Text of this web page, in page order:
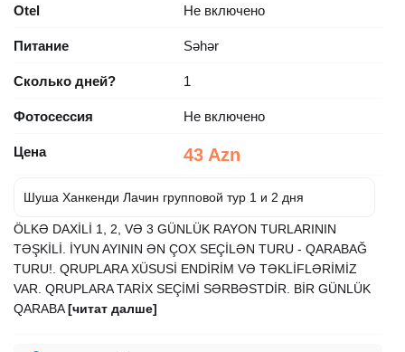
Otel Не включено
Питание Səhər
Сколько дней? 1
Фотосессия Не включено
Цена 43 Azn
Шуша Ханкенди Лачин групповой тур 1 и 2 дня
ÖLKƏ DAXİLİ 1, 2, VƏ 3 GÜNLÜK RAYON TURLARININ
TƏŞKİLİ. İYUN AYININ ƏN ÇOX SEÇİLƏN TURU - QARABAĞ
TURU!. QRUPLARA XÜSUSİ ENDİRİM VƏ TƏKLİFLƏRİMİZ
VAR. QRUPLARA TARİX SEÇİMİ SƏRBƏSTDİR. BİR GÜNLÜK
QARABA[читат далше]